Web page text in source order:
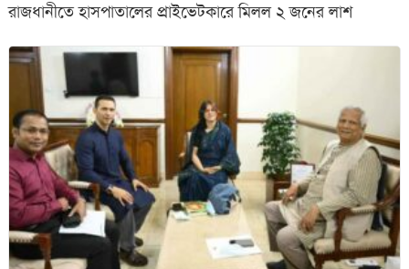
রাজধানীতে হাসপাতালের প্রাইভেটকারে মিলল ২ জনের লাশ